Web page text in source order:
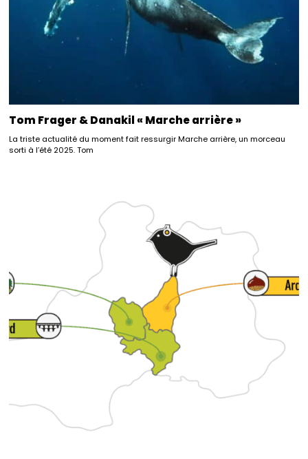
Tom Frager & Danakil « Marche arrière »
La triste actualité du moment fait ressurgir Marche arrière, un morceau
sorti à l’été 2025. Tom